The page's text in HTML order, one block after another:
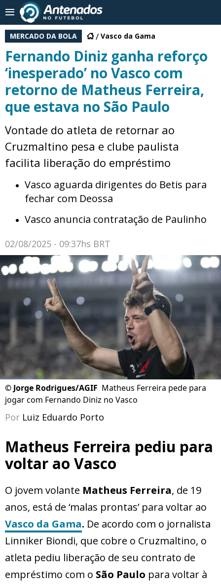
MERCADO DA BOLA Vasco da Gama
Fernando Diniz ganha reforço
‘inesperado’ no Vasco com
retorno de Matheus Ferreira,
que estava no São Paulo
Vontade do atleta de retornar ao
Cruzmaltino pesa e clube paulista
facilita liberação do empréstimo
Vasco aguarda dirigentes do Betis para
fechar com Deossa
Vasco anuncia contratação de Paulinho
02/08/2025 - 09:37hs BRT
©Jorge Rodrigues/AGIF Matheus Ferreira pede para
jogar com Fernando Diniz no Vasco
Por Luiz Eduardo Porto
Matheus Ferreira pediu para
voltar ao Vasco
O jovem volante Matheus Ferreira, de 19
anos, está de ‘malas prontas’ para voltar ao
Vasco da Gama. De acordo com o jornalista
Linniker Biondi, que cobre o Cruzmaltino, o
atleta pediu liberação de seu contrato de
empréstimo com o São Paulo para voltar à